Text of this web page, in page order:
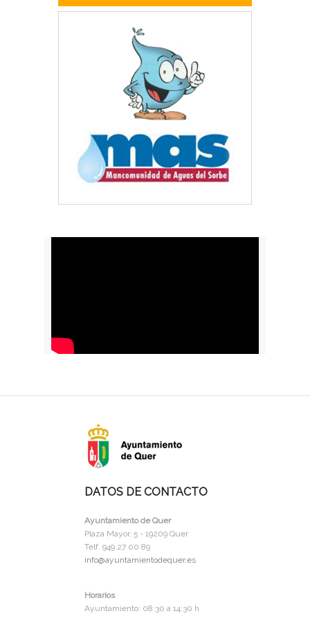
DATOS DE CONTACTO
Ayuntamiento de Quer
Plaza Mayor, 5 - 19209 Quer
Telf. 949 27 00 89
info@ayuntamientodequer.es
Horarios
Ayuntamiento: 08:30 a 14:30 h